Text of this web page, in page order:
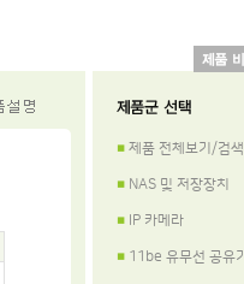
■ 제품 전체보기/검색
■ NAS 및 저장장치
■ IP 카메라
■ 11be 유무선 공유기